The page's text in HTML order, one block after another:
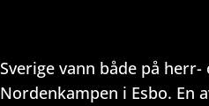
Sverige vann både på
Nordenkampen i Esbo. En